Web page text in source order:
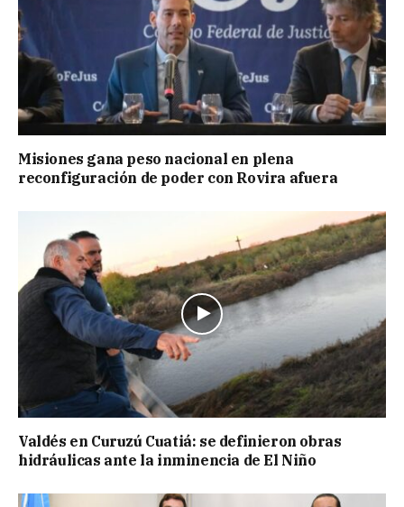
Misiones gana peso nacional en plena
reconfiguración de poder con Rovira afuera
Valdés en Curuzú Cuatiá: se definieron obras
hidráulicas ante la inminencia de El Niño